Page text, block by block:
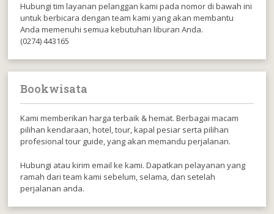
Hubungi tim layanan pelanggan kami pada nomor di bawah ini
untuk berbicara dengan team kami yang akan membantu
Anda memenuhi semua kebutuhan liburan Anda.
(0274) 443165
Bookwisata
Kami memberikan harga terbaik & hemat. Berbagai macam
pilihan kendaraan, hotel, tour, kapal pesiar serta pilihan
profesional tour guide, yang akan memandu perjalanan.
Hubungi atau kirim email ke kami. Dapatkan pelayanan yang
ramah dari team kami sebelum, selama, dan setelah
perjalanan anda.